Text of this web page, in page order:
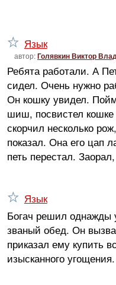
Язык
автор:Голявкин Виктор
Ребята работали. А
сидел. Очень нужно
Он кошку увидел.
шиш, посвистел
скорчил несколько
показал. Она его цап
петь перестал.
Язык
Богач решил однажды
званый обед. Он
приказал ему купить
изысканного угощения.